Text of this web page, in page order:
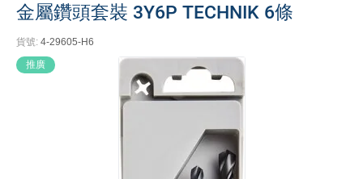
金屬鑽頭套裝 3Y6P TECHNIK 6條
貨號: 4-29605-H6
推廣